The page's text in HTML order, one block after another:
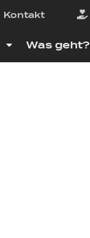
Kontakt
Was geht?